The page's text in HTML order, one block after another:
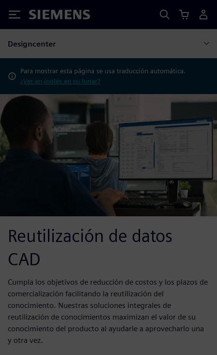
Siemens
Designcenter
Para mostrar esta página se usa traducción automática.
¿Ver en inglés en su lugar?
Reutilización de datos
CAD
Cumpla los objetivos de reducción de costos y los plazos de
comercialización facilitando la reutilización del
conocimiento. Nuestras soluciones integrales de
reutilización de conocimientos maximizan el valor de su
conocimiento del producto al ayudarle a aprovecharlo una
y otra vez.